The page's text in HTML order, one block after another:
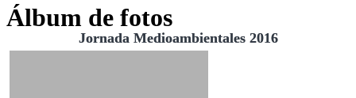
Álbum de fotos
Jornada Medioambientales 2016